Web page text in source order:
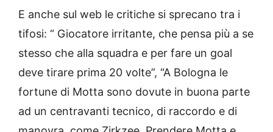
E anche sul web le critiche si sprecano tra i
tifosi: “ Giocatore irritante, che pensa più a se
stesso che alla squadra e per fare un goal
deve tirare prima 20 volte”, “A Bologna le
fortune di Motta sono dovute in buona parte
ad un centravanti tecnico, di raccordo e di